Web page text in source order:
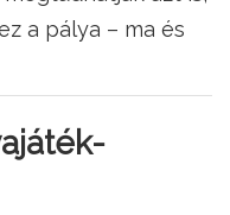
a pálya – ma és